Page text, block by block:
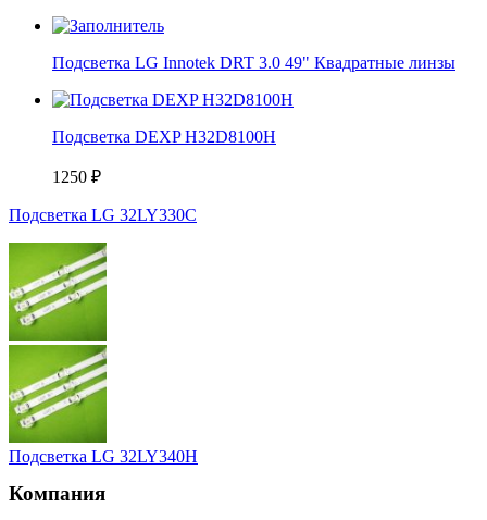
Подсветка LG Innotek DRT 3.0 49" Квадратные линзы
Подсветка DEXP H32D8100H
1250 ₽
Подсветка LG 32LY330С
Подсветка LG 32LY340Н
Компания